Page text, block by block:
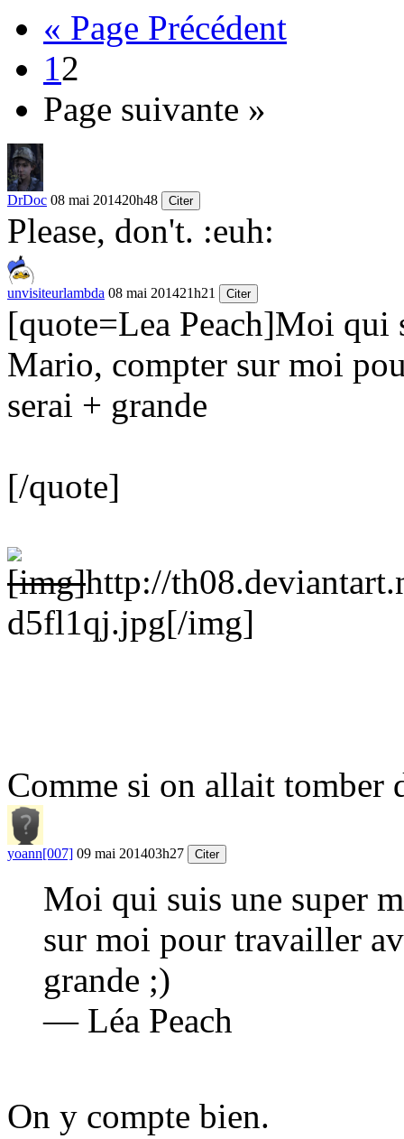
« Page Précédent
12
Page suivante »
DrDoc 08 mai 201420h48 Citer
Please, don't. :euh:
unvisiteurlambda 08 mai 201421h21 Citer
[quote=Lea Peach]Moi qui
Mario, compter sur moi
serai + grande
[/quote]
[img]http://
d5fl1qj.jpg[/img]
Comme si on allait tomber
yoann[007] 09 mai 201403h27 Citer
Moi qui suis une super
sur moi pour travailler
grande ;)
— Léa Peach
On y compte bien.